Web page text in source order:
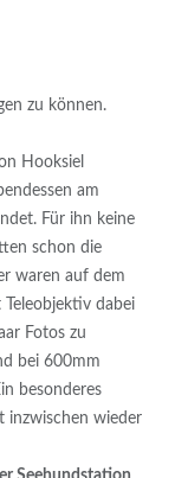
zu können.
Hooksiel
am
Für ihn keine
schon die
waren auf dem
dabei
Fotos zu
bei 600mm
besonderes
inzwischen wieder